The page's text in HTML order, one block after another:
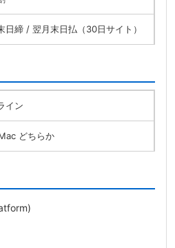
日締 / 翌月末日払（30日サイト）
イン
どちらか